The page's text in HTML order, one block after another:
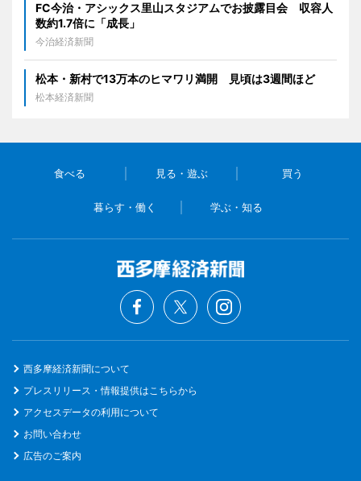
FC今治・アシックス里山スタジアムでお披露目会 収容人
数約1.7倍に「成長」
今治経済新聞
松本・新村で13万本のヒマワリ満開 見頃は3週間ほど
松本経済新聞
食べる 見る・遊ぶ 買う
暮らす・働く 学ぶ・知る
西多摩経済新聞について
プレスリリース・情報提供はこちらから
アクセスデータの利用について
お問い合わせ
広告のご案内